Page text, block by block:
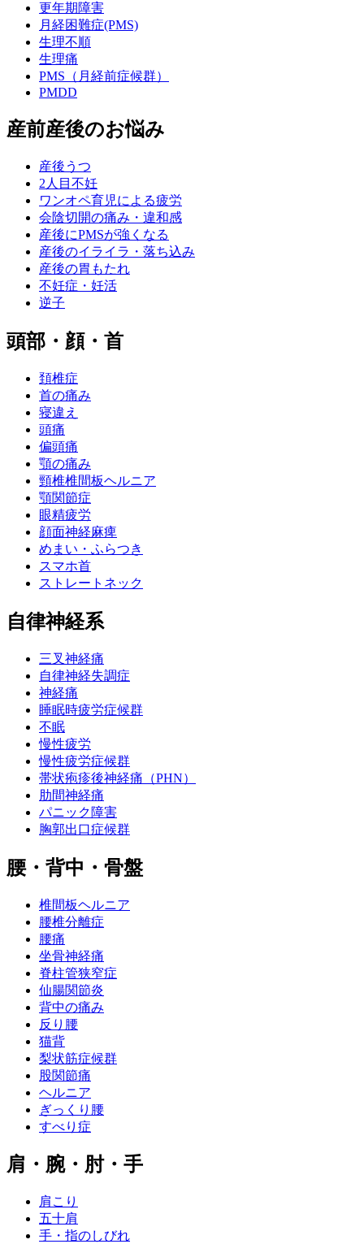
更年期障害
月経困難症(PMS)
生理不順
生理痛
PMS（月経前症候群）
PMDD
産前産後のお悩み
産後うつ
2人目不妊
ワンオペ育児による疲労
会陰切開の痛み・違和感
産後にPMSが強くなる
産後のイライラ・落ち込み
産後の胃もたれ
不妊症・妊活
逆子
頭部・顔・首
頚椎症
首の痛み
寝違え
頭痛
偏頭痛
顎の痛み
頸椎椎間板ヘルニア
顎関節症
眼精疲労
顔面神経麻痺
めまい・ふらつき
スマホ首
ストレートネック
自律神経系
三叉神経痛
自律神経失調症
神経痛
睡眠時疲労症候群
不眠
慢性疲労
慢性疲労症候群
帯状疱疹後神経痛（PHN）
肋間神経痛
パニック障害
胸郭出口症候群
腰・背中・骨盤
椎間板ヘルニア
腰椎分離症
腰痛
坐骨神経痛
脊柱管狭窄症
仙腸関節炎
背中の痛み
反り腰
猫背
梨状筋症候群
股関節痛
ヘルニア
ぎっくり腰
すべり症
肩・腕・肘・手
肩こり
五十肩
手・指のしびれ